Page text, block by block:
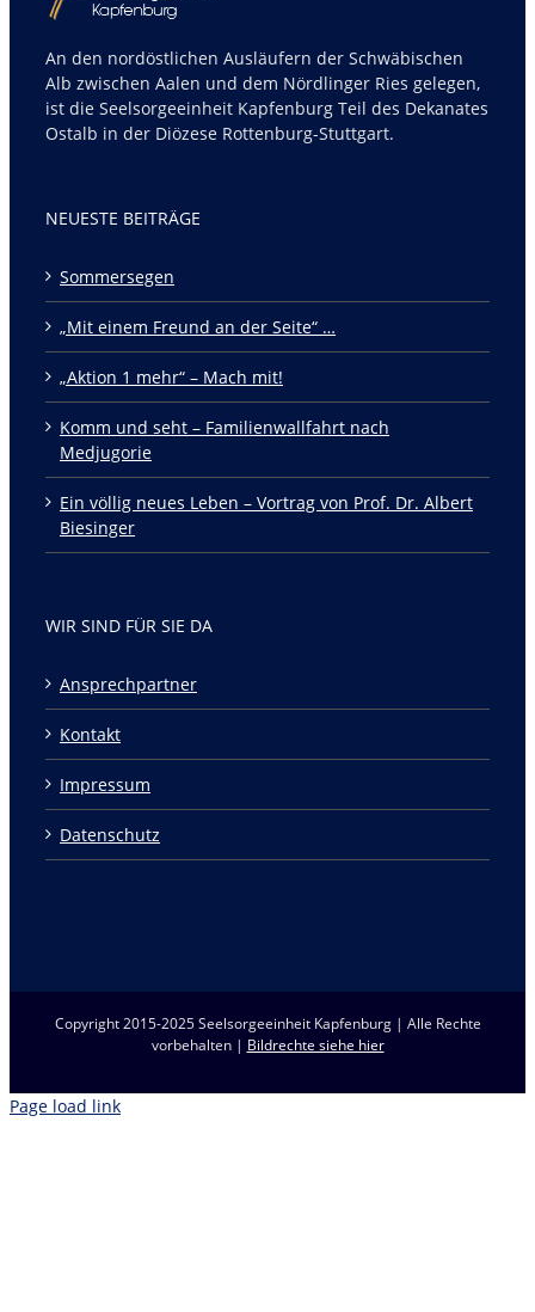
An den nordöstlichen Ausläufern der Schwäbischen
Alb zwischen Aalen und dem Nördlinger Ries gelegen,
ist die Seelsorgeeinheit Kapfenburg Teil des Dekanates
Ostalb in der Diözese Rottenburg-Stuttgart.
NEUESTE BEITRÄGE
Sommersegen
„Mit einem Freund an der Seite“ …
„Aktion 1 mehr“ – Mach mit!
Komm und seht – Familienwallfahrt nach
Medjugorie
Ein völlig neues Leben – Vortrag von Prof. Dr. Albert
Biesinger
WIR SIND FÜR SIE DA
Ansprechpartner
Kontakt
Impressum
Datenschutz
Copyright 2015-2025 Seelsorgeeinheit Kapfenburg | Alle Rechte
vorbehalten | Bildrechte siehe hier
Page load link